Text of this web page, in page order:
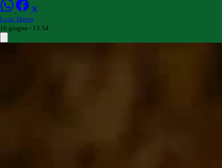
Luigi Mereu
10 giugno - 13:54